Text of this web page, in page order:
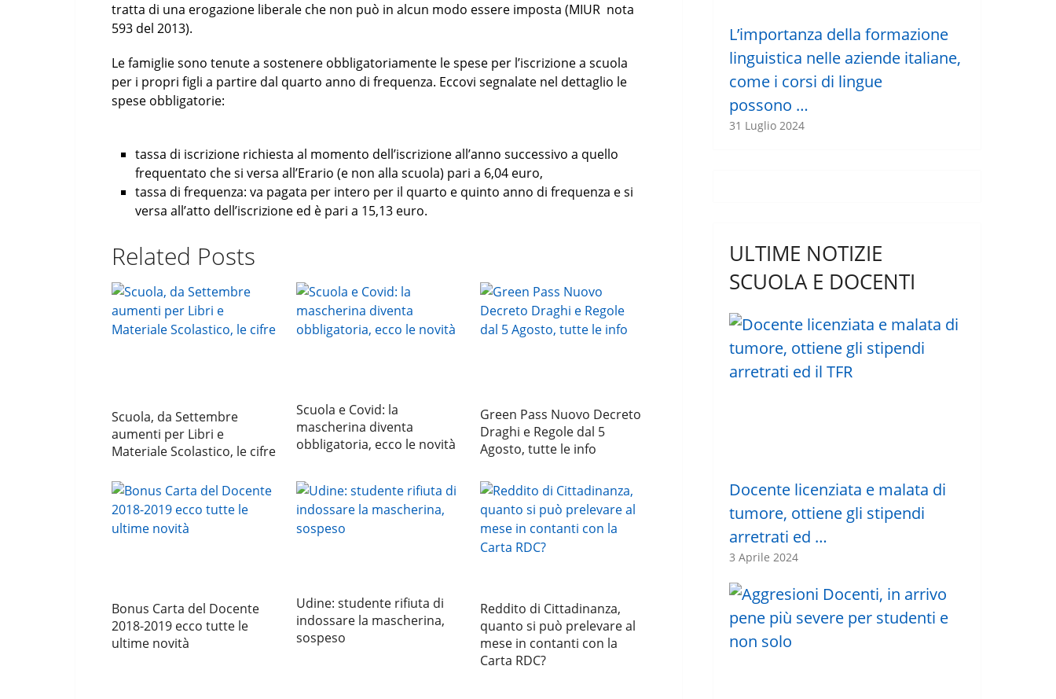
tratta di una erogazione liberale che non può in alcun modo essere imposta (MIUR nota
593 del 2013).
Le famiglie sono tenute a sostenere obbligatoriamente le spese per l’iscrizione a scuola
per i propri figli a partire dal quarto anno di frequenza. Eccovi segnalate nel dettaglio le
spese obbligatorie:
tassa di iscrizione richiesta al momento dell’iscrizione all’anno successivo a quello
frequentato che si versa all’Erario (e non alla scuola) pari a 6,04 euro,
tassa di frequenza: va pagata per intero per il quarto e quinto anno di frequenza e si
versa all’atto dell’iscrizione ed è pari a 15,13 euro.
Related Posts
Scuola, da Settembre
aumenti per Libri e
Materiale Scolastico, le cifre
Scuola e Covid: la
mascherina diventa
obbligatoria, ecco le novità
Green Pass Nuovo Decreto
Draghi e Regole dal 5
Agosto, tutte le info
Bonus Carta del Docente
2018-2019 ecco tutte le
ultime novità
Udine: studente rifiuta di
indossare la mascherina,
sospeso
Reddito di Cittadinanza,
quanto si può prelevare al
mese in contanti con la
Carta RDC?
L’importanza della formazione
linguistica nelle aziende italiane,
come i corsi di lingue
possono …
31 Luglio 2024
ULTIME NOTIZIE
SCUOLA E DOCENTI
Docente licenziata e malata di
tumore, ottiene gli stipendi
arretrati ed …
3 Aprile 2024